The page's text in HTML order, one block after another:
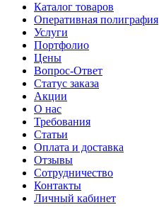
Каталог товаров
Оперативная полиграфия
Услуги
Портфолио
Цены
Вопрос-Ответ
Статус заказа
Акции
О нас
Требования
Статьи
Оплата и доставка
Отзывы
Сотрудничество
Контакты
Личный кабинет